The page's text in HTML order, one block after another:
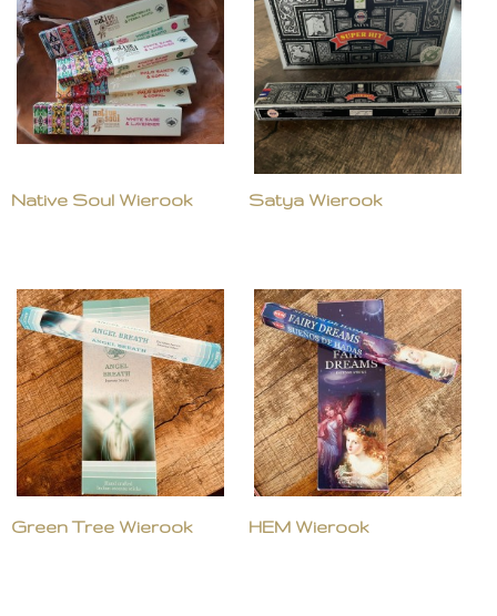
Native Soul Wierook Satya Wierook
Green Tree Wierook HEM Wierook